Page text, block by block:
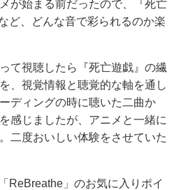
が始まる前だったので、『死亡
ど、どんな音で彩られるのか楽
て視聴したら『死亡遊戯』の繊
、視覚情報と聴覚的な軸を通し
ディングの時に聴いた二曲か
感じましたが、アニメと一緒に
二度おいしい体験をさせていた
ReBreathe」のお気に入りポイ